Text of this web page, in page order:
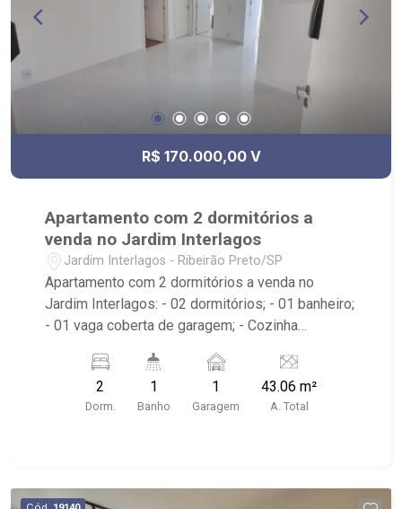
R$ 170.000,00 V
Apartamento com 2 dormitórios a
venda no Jardim Interlagos
Jardim Interlagos - Ribeirão Preto/SP
Apartamento com 2 dormitórios a venda no
Jardim Interlagos: - 02 dormitórios; - 01 banheiro;
- 01 vaga coberta de garagem; - Cozinha
Condomínio com: Portaria 24hrs, Campo de
Futebol, Churrasqueira, Forno de Pizza, Piscina
Adulto, Piscina Infantil, Play Kids e Salão de
2
Dorm.
1
Banho
1
Garagem
43.06 m²
A. Total